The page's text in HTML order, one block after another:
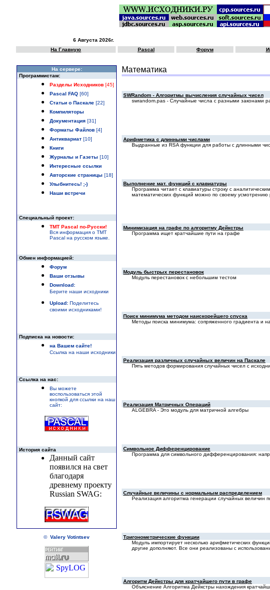
6 Августа 2026г.
На Главную
Pascal Форум
Hа сервере:
Программистам:
Разделы Исходников [45]
Pascal FAQ [60]
Статьи о Паскале [22]
Компиляторы
Документация [31]
Форматы Файлов [4]
Антиквариат [10]
Книги
Журналы и Газеты [10]
Интересные ссылки
Авторские страницы [18]
Улыбнитесь! ;-)
Наши встречи
Специальный проект:
TMT Pascal по-Русски!
Вся информация о TMT
Pascal на русском языке.
Обмен информацией:
Форум
Ваши отзывы
Download:
Берите наши исходники
Upload: Поделитесь
своими исходниками!
Подписка на новости:
на Вашем сайте!
Ссылка на наши исходники
Ссылка на нас:
Вы можете
воспользоваться этой
кнопкой для ссылки на наш
сайт:
История сайта
Данный сайт
появился на свет
благодаря
древнему проекту
Russian SWAG:
© Valery Votintsev
Математика
SWRandom - Алгоритмы вычисления случайных чисел
swrandom.pas - Случайные числа с разными законами
Арифметика с длинными числами
Выдранные из RSA функции для работы с длинными
Выполнение мат. функций с клавиатуры
Программа читает с клавиатуры строку с
математических функций можно по своему усмотрению
Минимизация на графе по алгоритму Дейкстры
Пpограмма ищет кpатчайшие пyти на гpафе
Модуль быстрых перестановок
Модуль перестановок с небольшим тестом
Поиск минимума методом наискоpейшего спуска
Методы поиска минимума: сопряженного градиента и
Реализация pазличных cлучайных величин на Паcкале
Пять методов формирования случайных чисел с
Реализация Матричных Операций
ALGEBRA - Это модуль для матричной алгебры
Символьное Дифференцирование
Программа для символьного дифференцирования:
Случайные величины с нормальным распределением
Реализация алгоритма генерации случайных величин
Тригонометрические функции
Модуль импортирует несколько арифметических
другие дополняют. Все они реализованы с
Алгоритм Дейкстры для кратчайшего пути в графе
Объяснение Алгоритма Дейкстры нахождения